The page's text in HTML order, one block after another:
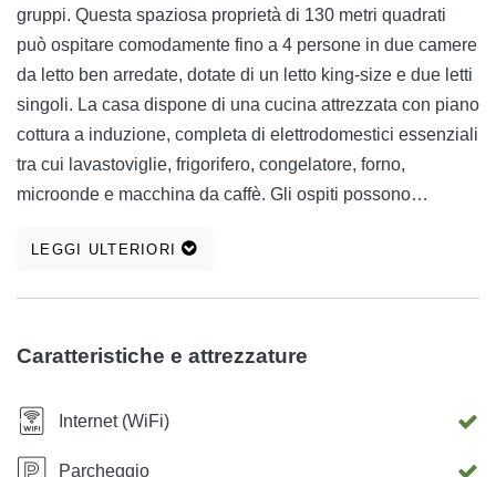
gruppi. Questa spaziosa proprietà di 130 metri quadrati
può ospitare comodamente fino a 4 persone in due camere
da letto ben arredate, dotate di un letto king-size e due letti
singoli. La casa dispone di una cucina attrezzata con piano
cottura a induzione, completa di elettrodomestici essenziali
tra cui lavastoviglie, frigorifero, congelatore, forno,
microonde e macchina da caffè. Gli ospiti possono
gratuito mantiene tutti connessi. Gli amanti delle attività
perfetti per cene all&#39;aperto e relax. Il balcone offre una
esterno e lettini prendisole offrono luoghi ideali per godersi
il sole del Mediterraneo. Situata in posizione strategica a
soli 80 metri dalla spiaggia sabbiosa di Rtina e a 160 metri
LEGGI ULTERIORI
Caratteristiche e attrezzature
Internet (WiFi)
Parcheggio